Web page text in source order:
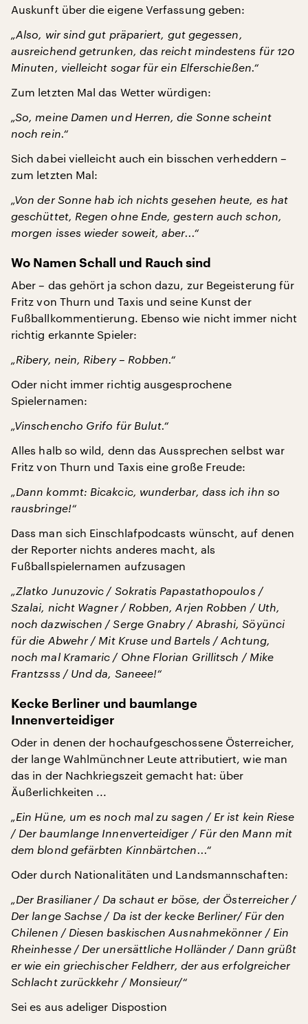
Auskunft über die eigene Verfassung geben:
„Also, wir sind gut präpariert, gut gegessen,
ausreichend getrunken, das reicht mindestens für 120
Minuten, vielleicht sogar für ein Elferschießen.“
Zum letzten Mal das Wetter würdigen:
„So, meine Damen und Herren, die Sonne scheint
noch rein.“
Sich dabei vielleicht auch ein bisschen verheddern –
zum letzten Mal:
„Von der Sonne hab ich nichts gesehen heute, es hat
geschüttet, Regen ohne Ende, gestern auch schon,
morgen isses wieder soweit, aber...“
Wo Namen Schall und Rauch sind
Aber – das gehört ja schon dazu, zur Begeisterung für
Fritz von Thurn und Taxis und seine Kunst der
Fußballkommentierung. Ebenso wie nicht immer nicht
richtig erkannte Spieler:
„Ribery, nein, Ribery – Robben.“
Oder nicht immer richtig ausgesprochene
Spielernamen:
„Vinschencho Grifo für Bulut.“
Alles halb so wild, denn das Aussprechen selbst war
Fritz von Thurn und Taxis eine große Freude:
„Dann kommt: Bicakcic, wunderbar, dass ich ihn so
rausbringe!“
Dass man sich Einschlafpodcasts wünscht, auf denen
der Reporter nichts anderes macht, als
Fußballspielernamen aufzusagen
„Zlatko Junuzovic / Sokratis Papastathopoulos /
Szalai, nicht Wagner / Robben, Arjen Robben / Uth,
noch dazwischen / Serge Gnabry / Abrashi, Söyünci
für die Abwehr / Mit Kruse und Bartels / Achtung,
noch mal Kramaric / Ohne Florian Grillitsch / Mike
Frantzsss / Und da, Saneee!“
Kecke Berliner und baumlange
Innenverteidiger
Oder in denen der hochaufgeschossene Österreicher,
der lange Wahlmünchner Leute attributiert, wie man
das in der Nachkriegszeit gemacht hat: über
Äußerlichkeiten ...
„Ein Hüne, um es noch mal zu sagen / Er ist kein Riese
/ Der baumlange Innenverteidiger / Für den Mann mit
dem blond gefärbten Kinnbärtchen...“
Oder durch Nationalitäten und Landsmannschaften:
„Der Brasilianer / Da schaut er böse, der Österreicher /
Der lange Sachse / Da ist der kecke Berliner/ Für den
Chilenen / Diesen baskischen Ausnahmekönner / Ein
Rheinhesse / Der unersättliche Holländer / Dann grüßt
er wie ein griechischer Feldherr, der aus erfolgreicher
Schlacht zurückkehr / Monsieur/“
Sei es aus adeliger Dispostion